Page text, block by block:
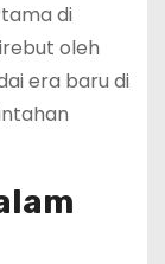
di
oleh
era baru di